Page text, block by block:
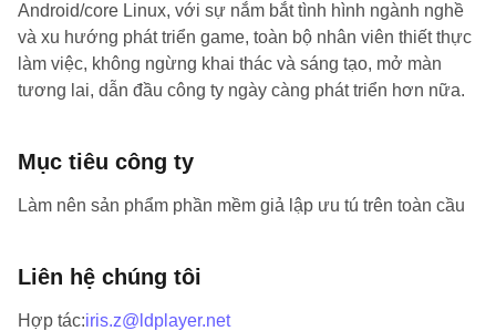
Android/core Linux, với sự nắm bắt tình hình ngành nghề
và xu hướng phát triển game, toàn bộ nhân viên thiết thực
làm việc, không ngừng khai thác và sáng tạo, mở màn
tương lai, dẫn đầu công ty ngày càng phát triển hơn nữa.
Mục tiêu công ty
Làm nên sản phẩm phần mềm giả lập ưu tú trên toàn cầu
Liên hệ chúng tôi
Hợp tác:iris.z@ldplayer.net